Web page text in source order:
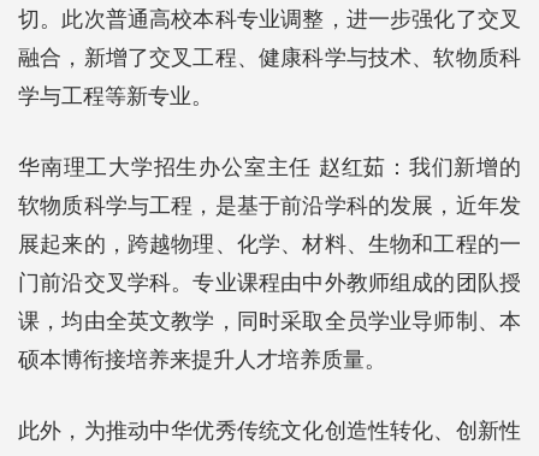
切。此次普通高校本科专业调整，进一步强化了交叉
融合，新增了交叉工程、健康科学与技术、软物质科
学与工程等新专业。
华南理工大学招生办公室主任 赵红茹：我们新增的
软物质科学与工程，是基于前沿学科的发展，近年发
展起来的，跨越物理、化学、材料、生物和工程的一
门前沿交叉学科。专业课程由中外教师组成的团队授
课，均由全英文教学，同时采取全员学业导师制、本
硕本博衔接培养来提升人才培养质量。
此外，为推动中华优秀传统文化创造性转化、创新性